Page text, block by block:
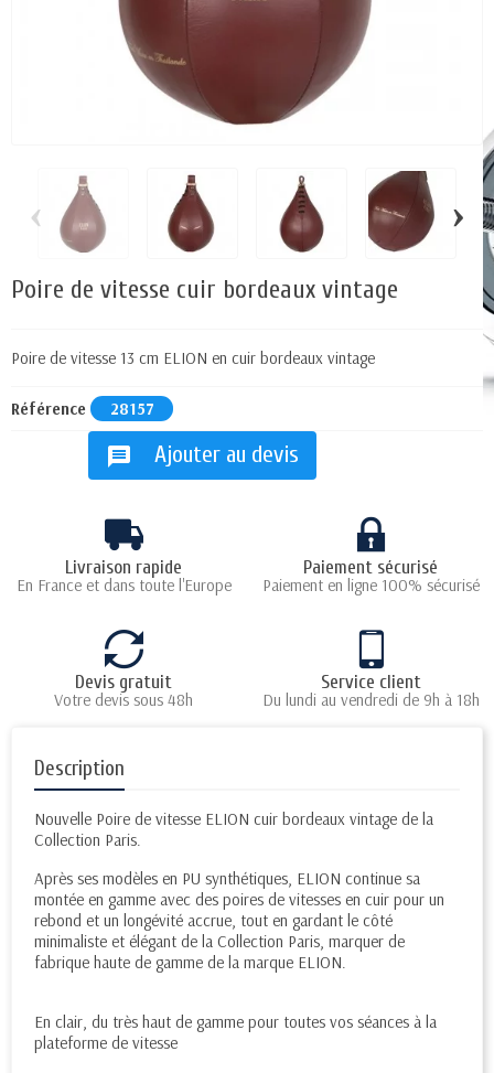
‹ ›
Poire de vitesse cuir bordeaux vintage
Poire de vitesse 13 cm ELION en cuir bordeaux vintage
Référence 28157
message Ajouter au devis
Livraison rapide
En France et dans toute l'Europe
Paiement sécurisé
Paiement en ligne 100% sécurisé
Devis gratuit
Votre devis sous 48h
Service client
Du lundi au vendredi de 9h à 18h
Description
Nouvelle Poire de vitesse ELION cuir bordeaux vintage de la
Collection Paris.
Après ses modèles en PU synthétiques, ELION continue sa
montée en gamme avec des poires de vitesses en cuir pour un
rebond et un longévité accrue, tout en gardant le côté
minimaliste et élégant de la Collection Paris, marquer de
fabrique haute de gamme de la marque ELION.
En clair, du très haut de gamme pour toutes vos séances à la
plateforme de vitesse